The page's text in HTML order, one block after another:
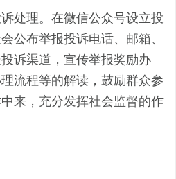
处理。 在微信公众号设立投
公布举报投诉电话、邮箱、
诉渠道，宣传举报奖励办
流程等的解读，鼓励群众参
来，充分发挥社会监督的作